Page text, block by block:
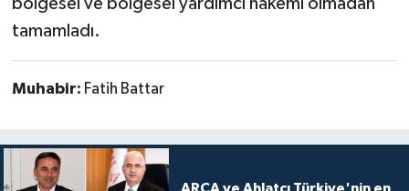
bölgesel ve bölgesel yardımcı hakemi olmadan
tamamladı.
Muhabir: Fatih Battar